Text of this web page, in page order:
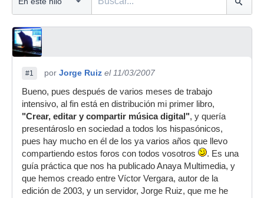
#1 por Jorge Ruiz el 11/03/2007
Bueno, pues después de varios meses de trabajo
intensivo, al fin está en distribución mi primer libro,
"Crear, editar y compartir música digital", y quería
presentároslo en sociedad a todos los hispasónicos,
pues hay mucho en él de los ya varios años que llevo
compartiendo estos foros con todos vosotros
. Es una
guía práctica que nos ha publicado Anaya Multimedia, y
que hemos creado entre Víctor Vergara, autor de la
edición de 2003, y un servidor, Jorge Ruiz, que me he